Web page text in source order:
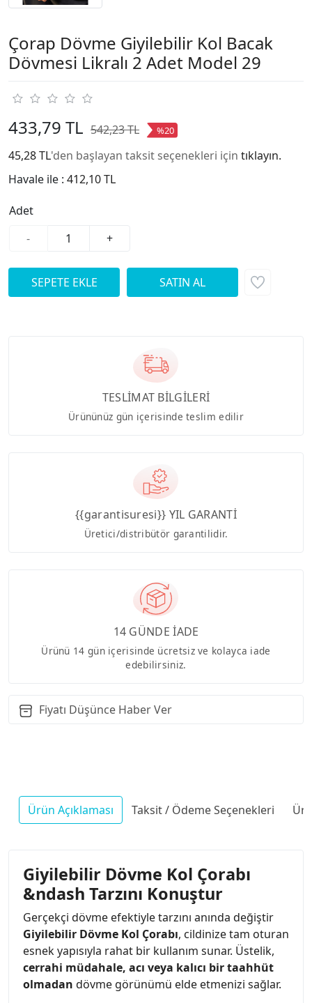
Çorap Dövme Giyilebilir Kol Bacak
Dövmesi Likralı 2 Adet Model 29
433,79 TL 542,23 TL %20
45,28 TL'den başlayan taksit seçenekleri için tıklayın.
Havale ile : 412,10 TL
Adet
-
+
TESLİMAT BİLGİLERİ
Ürününüz gün içerisinde teslim edilir
{{garantisuresi}} YIL GARANTİ
Üretici/distribütör garantilidir.
14 GÜNDE İADE
Ürünü 14 gün içerisinde ücretsiz ve kolayca iade
edebilirsiniz.
Fiyatı Düşünce Haber Ver
Ürün Açıklaması Taksit / Ödeme Seçenekleri
Giyilebilir Dövme Kol Çorabı
&ndash Tarzını Konuştur
Gerçekçi dövme efektiyle tarzını anında değiştir
Giyilebilir Dövme Kol Çorabı, cildinize tam oturan
esnek yapısıyla rahat bir kullanım sunar. Üstelik,
cerrahi müdahale, acı veya kalıcı bir taahhüt
olmadan dövme görünümü elde etmenizi sağlar.